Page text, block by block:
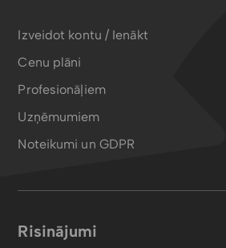
Izveidot kontu / Ienākt
Cenu plāni
Profesionāļiem
Uzņēmumiem
Noteikumi un GDPR
Risinājumi